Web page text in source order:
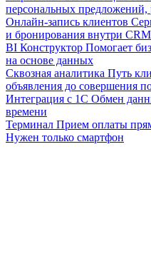
персональных предложений,
Онлайн-запись клиентов
и бронирования внутри CRM
BI Конструктор Помогает
на основе данных
Сквозная аналитика Путь
объявления до совершения
Интеграция с 1С Обмен
времени
Терминал Прием оплаты
Нужен только смартфон